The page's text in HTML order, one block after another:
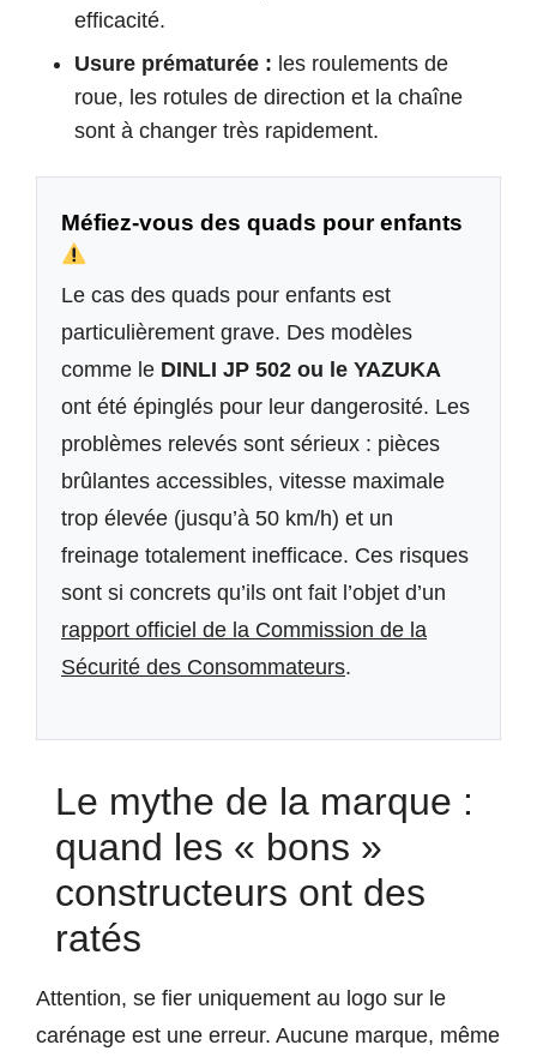
efficacité.
Usure prématurée : les roulements de
roue, les rotules de direction et la chaîne
sont à changer très rapidement.
Méfiez-vous des quads pour enfants
Le cas des quads pour enfants est
particulièrement grave. Des modèles
comme le DINLI JP 502 ou le YAZUKA
ont été épinglés pour leur dangerosité. Les
problèmes relevés sont sérieux : pièces
brûlantes accessibles, vitesse maximale
trop élevée (jusqu’à 50 km/h) et un
freinage totalement inefficace. Ces risques
sont si concrets qu’ils ont fait l’objet d’un
rapport officiel de la Commission de la
Sécurité des Consommateurs.
Le mythe de la marque :
quand les « bons »
constructeurs ont des
ratés
Attention, se fier uniquement au logo sur le
carénage est une erreur. Aucune marque, même